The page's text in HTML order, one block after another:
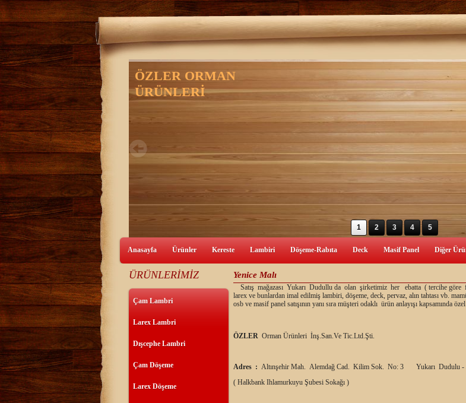
1 2 3 4 5
Anasayfa Ürünler Kereste Lambiri Döşeme-Rabıta Deck Masif Panel Diğer
ÜRÜNLERİMİZ
Çam Lambri
Larex Lambri
Dışcephe Lambri
Çam Döşeme
Larex Döşeme
Yenice Malı
Satış mağazası Yukarı Dudullu da olan şirketimiz her ebatta ( tercihe göre
larex ve bunlardan imal edilmiş lambiri, döşeme, deck, pervaz, alın tahtası vb.
osb ve masif panel satışının yanı sıra müşteri odaklı ürün anlayışı kapsamında
ÖZLER Orman Ürünleri İnş.San.Ve Tic.Ltd.Şti.
Adres : Altınşehir Mah. Alemdağ Cad. Kilim Sok. No: 3 Yukarı Dudulu
( Halkbank Ihlamurkuyu Şubesi Sokağı )